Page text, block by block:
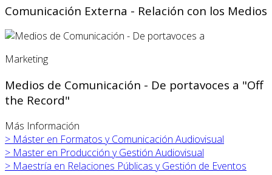
Comunicación Externa - Relación con los Medios
Marketing
Medios de Comunicación - De portavoces a "Off
the Record"
Más Información
> Máster en Formatos y Comunicación Audiovisual
> Master en Producción y Gestión Audiovisual
> Maestría en Relaciones Públicas y Gestión de Eventos